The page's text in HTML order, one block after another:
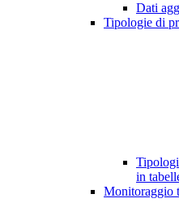
Dati
Tipologie di
in
Monitoraggio